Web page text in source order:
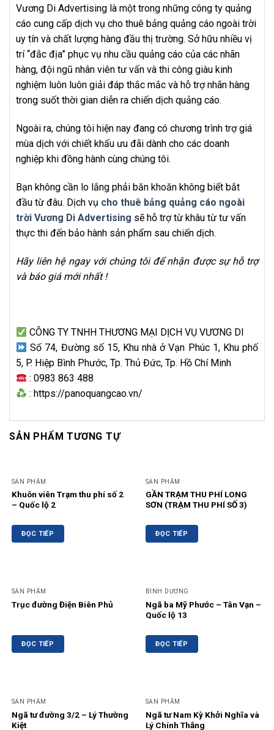
Vương Di Advertising là một trong những công ty quảng
cáo cung cấp dịch vụ cho thuê bảng quảng cáo ngoài trời
uy tín và chất lượng hàng đầu thị trường. Sở hữu nhiều vị
trí “đắc địa” phục vụ nhu cầu quảng cáo của các nhãn
hàng, đội ngũ nhân viên tư vấn và thi công giàu kinh
nghiệm luôn luôn giải đáp thắc mắc và hỗ trợ nhãn hàng
trong suốt thời gian diễn ra chiến dịch quảng cáo.
Ngoài ra, chúng tôi hiện nay đang có chương trình trợ giá
mùa dịch với chiết khấu ưu đãi dành cho các doanh
nghiệp khi đồng hành cùng chúng tôi.
Bạn không cần lo lắng phải băn khoăn không biết bắt
đầu từ đâu. Dịch vụ cho thuê bảng quảng cáo ngoài
trời Vương Di Advertising sẽ hỗ trợ từ khâu từ tư vấn
thực thi đến bảo hành sản phẩm sau chiến dịch.
Hãy liên hệ ngay với chúng tôi để nhận được sự hỗ trợ
và báo giá mới nhất !
CÔNG TY TNHH THƯƠNG MẠI DỊCH VỤ VƯƠNG DI
Số 74, Đường số 15, Khu nhà ở Vạn Phúc 1, Khu phố
5, P. Hiệp Bình Phước, Tp. Thủ Đức, Tp. Hồ Chí Minh
: 0983 863 488
: https://panoquangcao.vn/
SẢN PHẨM TƯƠNG TỰ
SẢN PHẨM
Khuôn viên Trạm thu phí số 2
– Quốc lộ 2
ĐỌC TIẾP
SẢN PHẨM
GẦN TRẠM THU PHÍ LONG
SƠN (TRẠM THU PHÍ SỐ 3)
ĐỌC TIẾP
SẢN PHẨM
Trục đường Điện Biên Phủ
ĐỌC TIẾP
BÌNH DƯƠNG
Ngã ba Mỹ Phước – Tân Vạn –
Quốc lộ 13
ĐỌC TIẾP
SẢN PHẨM
Ngã tư đường 3/2 – Lý Thường
Kiệt
SẢN PHẨM
Ngã tư Nam Kỳ Khởi Nghĩa và
Lý Chính Thắng